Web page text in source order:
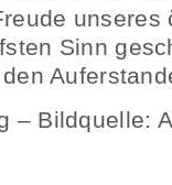
Sinn
– Bildquelle: